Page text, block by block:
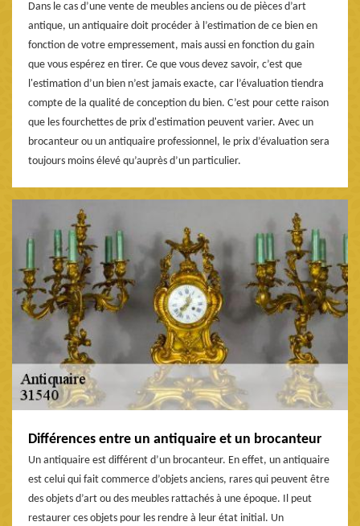
Dans le cas d’une vente de meubles anciens ou de pièces d’art
antique, un antiquaire doit procéder à l’estimation de ce bien en
fonction de votre empressement, mais aussi en fonction du gain
que vous espérez en tirer. Ce que vous devez savoir, c’est que
l'estimation d’un bien n’est jamais exacte, car l’évaluation tiendra
compte de la qualité de conception du bien. C’est pour cette raison
que les fourchettes de prix d'estimation peuvent varier. Avec un
brocanteur ou un antiquaire professionnel, le prix d’évaluation sera
toujours moins élevé qu’auprès d’un particulier.
Différences entre un antiquaire et un brocanteur
Un antiquaire est différent d’un brocanteur. En effet, un antiquaire
est celui qui fait commerce d’objets anciens, rares qui peuvent être
des objets d’art ou des meubles rattachés à une époque. Il peut
restaurer ces objets pour les rendre à leur état initial. Un